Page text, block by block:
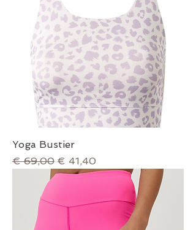
Yoga Bustier
Normale prijs
€ 69,00 Verkoopprijs
€ 41,40